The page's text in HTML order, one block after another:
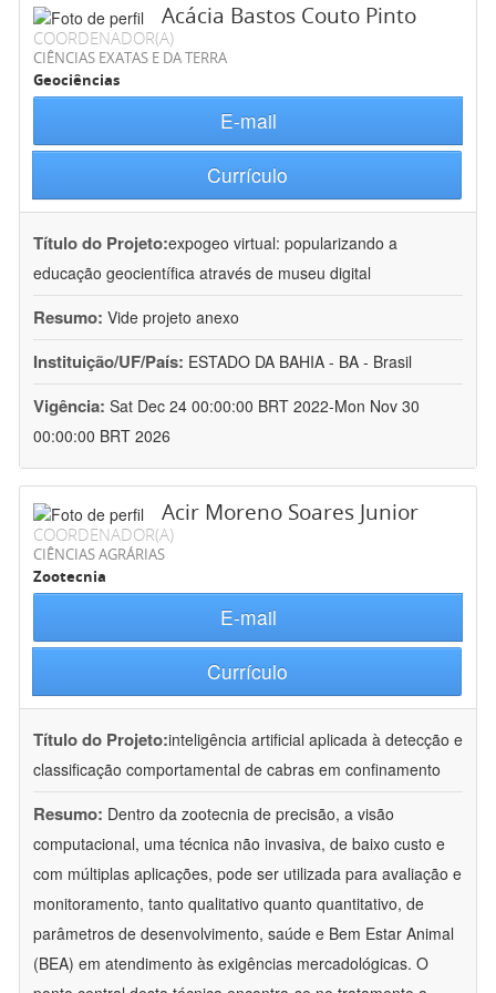
Acácia Bastos Couto Pinto
COORDENADOR(A)
CIÊNCIAS EXATAS E DA TERRA
Geociências
E-mail
Currículo
Título do Projeto:expogeo virtual: popularizando a
educação geocientífica através de museu digital
Resumo: Vide projeto anexo
Instituição/UF/País: ESTADO DA BAHIA - BA - Brasil
Vigência: Sat Dec 24 00:00:00 BRT 2022-Mon Nov 30
00:00:00 BRT 2026
Acir Moreno Soares Junior
COORDENADOR(A)
CIÊNCIAS AGRÁRIAS
Zootecnia
E-mail
Currículo
Título do Projeto:inteligência artificial aplicada à detecção e
classificação comportamental de cabras em confinamento
Resumo: Dentro da zootecnia de precisão, a visão
computacional, uma técnica não invasiva, de baixo custo e
com múltiplas aplicações, pode ser utilizada para avaliação e
monitoramento, tanto qualitativo quanto quantitativo, de
parâmetros de desenvolvimento, saúde e Bem Estar Animal
(BEA) em atendimento às exigências mercadológicas. O